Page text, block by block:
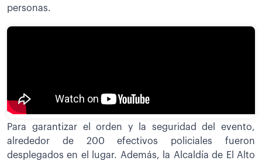
personas.
Para garantizar el orden y la seguridad del evento,
alrededor de 200 efectivos policiales fueron
desplegados en el lugar. Además, la Alcaldía de El Alto